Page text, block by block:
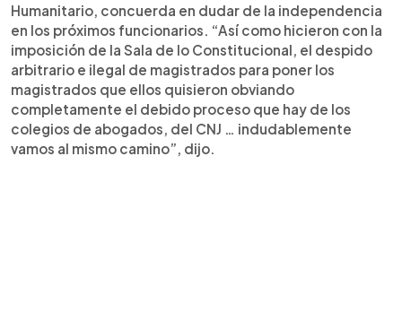
Humanitario, concuerda en dudar de la independencia
en los próximos funcionarios. “Así como hicieron con la
imposición de la Sala de lo Constitucional, el despido
arbitrario e ilegal de magistrados para poner los
magistrados que ellos quisieron obviando
completamente el debido proceso que hay de los
colegios de abogados, del CNJ … indudablemente
vamos al mismo camino”, dijo.